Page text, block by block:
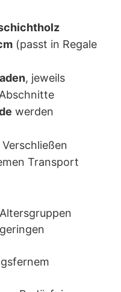
(passt in Regale
, jeweils
werden
Transport